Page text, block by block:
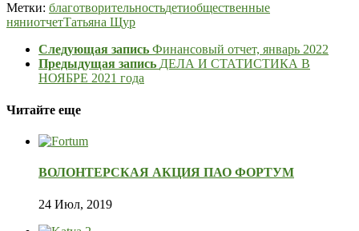
Метки: благотворительностьдетиобщественные
няниотчетТатьяна Щур
Следующая запись Финансовый отчет, январь 2022
Предыдущая запись ДЕЛА И СТАТИСТИКА В
НОЯБРЕ 2021 года
Читайте еще
ВОЛОНТЕРСКАЯ АКЦИЯ ПАО ФОРТУМ
24 Июл, 2019